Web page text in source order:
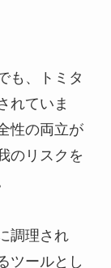
も、トミタ
れていま
性の両立が
のリスクを
調理され
ツールとし